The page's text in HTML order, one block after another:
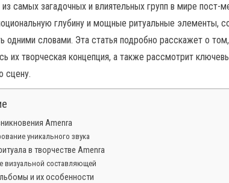
самых загадочных и влиятельных групп в мире пост-
глубину и мощные ритуальные элементы,
одними словами. Эта статья подробно расскажет о
их творческая концепция, а также рассмотрит
сцену.
Amenra
уникального звука
в творчестве Amenra
визуальной составляющей
и их особенности